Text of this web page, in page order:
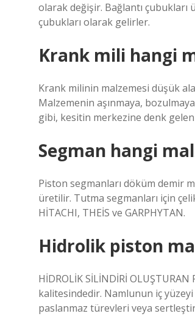
olarak değişir. Bağlantı çubukları
çubukları olarak gelirler.
Krank mili hangi
Krank milinin malzemesi düşük
Malzemenin aşınmaya,
gibi, kesitin merkezine denk gelen
Segman hangi
Piston segmanları döküm demir
üretilir. Tutma segmanları için
HİTACHI, THEİS ve GARPHYTAN.
Hidrolik piston
HİDROLİK SİLİNDİRİ
kalitesindedir. Namlunun iç yüzeyi
paslanmaz türevleri veya